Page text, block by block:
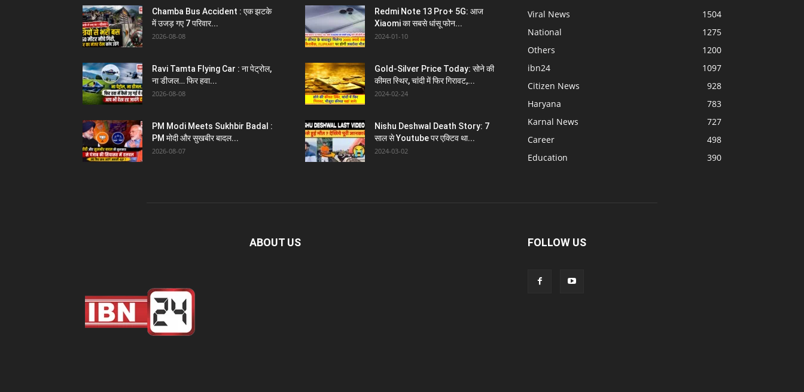
Chamba Bus Accident : एक झटके
में उजड़ गए 7 परिवार...
2026-08-08
Ravi Tamta Flying Car : ना पेट्रोल,
ना डीजल… फिर हवा...
2026-08-08
PM Modi Meets Sukhbir Badal :
PM मोदी और सुखबीर बादल...
2026-08-07
Redmi Note 13 Pro+ 5G: आज
Xiaomi का सबसे धांसू फोन...
2024-01-10
Gold-Silver Price Today: सोने की
कीमत स्थिर, चांदी में फिर गिरावट,...
2024-02-24
Nishu Deshwal Death Story: 7
साल से Youtube पर एक्टिव था...
2024-03-02
Viral News
1504
National
1275
Others
1200
ibn24
1097
Citizen News
928
Haryana
783
Karnal News
727
Career
498
Education
390
ABOUT US FOLLOW US